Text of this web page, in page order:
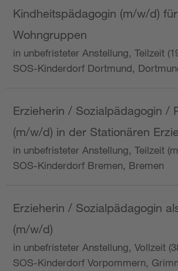
Kindheitspädagogin (m/w/d)
Wohngruppen
in unbefristeter Anstellung, Teilzeit
SOS-Kinderdorf Dortmund,
Erzieherin / Sozialpädagogin /
(m/w/d) in der Stationären
in unbefristeter Anstellung, Teilzeit
SOS-Kinderdorf Bremen, Bremen
Erzieherin / Sozialpädagogin
(m/w/d)
in unbefristeter Anstellung, Vollzeit
SOS-Kinderdorf Vorpommern,